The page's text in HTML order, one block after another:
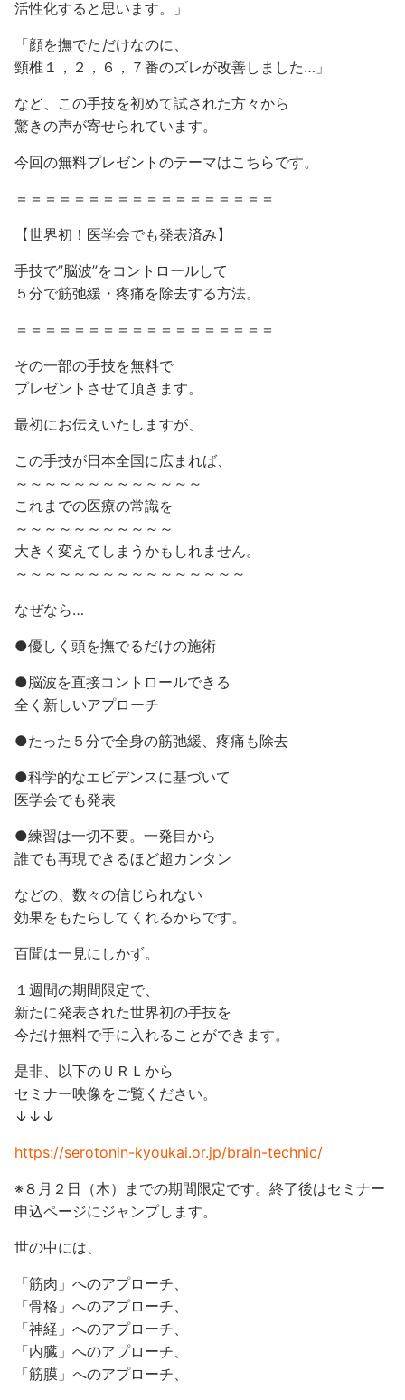
活性化すると思います。」
「顔を撫でただけなのに、
頸椎１，２，６，７番のズレが改善しました…」
など、この手技を初めて試された方々から
驚きの声が寄せられています。
今回の無料プレゼントのテーマはこちらです。
＝＝＝＝＝＝＝＝＝＝＝＝＝＝＝＝＝＝
【世界初！医学会でも発表済み】
手技で”脳波”をコントロールして
５分で筋弛緩・疼痛を除去する方法。
＝＝＝＝＝＝＝＝＝＝＝＝＝＝＝＝＝＝
その一部の手技を無料で
プレゼントさせて頂きます。
最初にお伝えいたしますが、
この手技が日本全国に広まれば、
～～～～～～～～～～～～～
これまでの医療の常識を
～～～～～～～～～～～
大きく変えてしまうかもしれません。
～～～～～～～～～～～～～～～～
なぜなら…
●優しく頭を撫でるだけの施術
●脳波を直接コントロールできる
全く新しいアプローチ
●たった５分で全身の筋弛緩、疼痛も除去
●科学的なエビデンスに基づいて
医学会でも発表
●練習は一切不要。一発目から
誰でも再現できるほど超カンタン
などの、数々の信じられない
効果をもたらしてくれるからです。
百聞は一見にしかず。
１週間の期間限定で、
新たに発表された世界初の手技を
今だけ無料で手に入れることができます。
是非、以下のＵＲＬから
セミナー映像をご覧ください。
↓↓↓
https://serotonin-kyoukai.or.jp/brain-technic/
※８月２日（木）までの期間限定です。終了後はセミナー
申込ページにジャンプします。
世の中には、
「筋肉」へのアプローチ、
「骨格」へのアプローチ、
「神経」へのアプローチ、
「内臓」へのアプローチ、
「筋膜」へのアプローチ、